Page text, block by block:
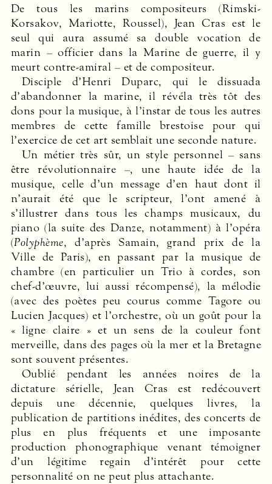
De tous les marins compositeurs (Rimski-
Korsakov, Mariotte, Roussel), Jean Cras est le
seul qui aura assumé sa double vocation de
marin – officier dans la Marine de guerre, il y
meurt contre-amiral – et de compositeur.
Disciple d’Henri Duparc, qui le dissuada
d’abandonner la marine, il révéla très tôt des
dons pour la musique, à l’instar de tous les autres
membres de cette famille brestoise pour qui
l’exercice de cet art semblait une seconde nature.
Un métier très sûr, un style personnel – sans
être révolutionnaire –, une haute idée de la
musique, celle d’un message d’en haut dont il
n’aurait été que le scripteur, l’ont amené à
s’illustrer dans tous les champs musicaux, du
piano (la suite des Danze, notamment) à l’opéra
(Polyphème, d’après Samain, grand prix de la
Ville de Paris), en passant par la musique de
chambre (en particulier un Trio à cordes, son
chef-d’œuvre, lui aussi récompensé), la mélodie
(avec des poètes peu courus comme Tagore ou
Lucien Jacques) et ­l’orchestre, où un goût pour la
« ligne claire » et un sens de la couleur font
merveille, dans des pages où la mer et la Bretagne
sont souvent présentes.
Oublié pendant les années noires de la
dictature sérielle, Jean Cras est redécouvert
depuis une décennie, ­quelques livres, la
publication de partitions inédites, des concerts de
plus en plus fréquents et une imposante
production phonographique venant témoigner
d’un légitime regain d’intérêt pour cette
personnalité on ne peut plus attachante.